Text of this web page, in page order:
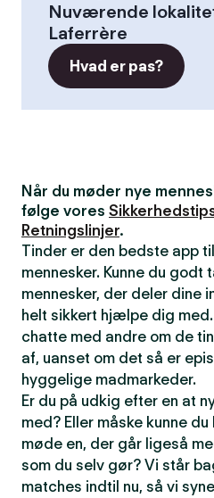
Nuværende
Laferrère
Hvad er pas?
Når du møder nye
følge vores
Retningslinjer.
Tinder er den bedste app
mennesker. Kunne du
mennesker, der deler dine
helt sikkert hjælpe dig
chatte med andre om de
af, uanset om det så er
hyggelige madmarkeder.
Er du på udkig efter en at
med? Eller måske kunne
møde en, der går ligeså
som du selv gør? Vi står
matches indtil nu, så vi